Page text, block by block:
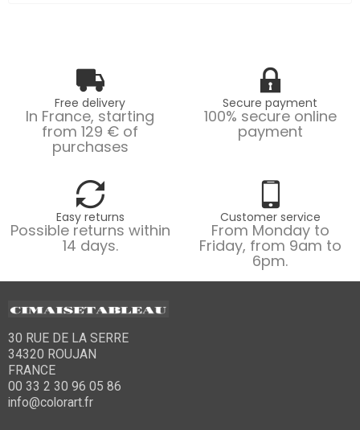
Free delivery
In France, starting
from 129 € of
purchases
Secure payment
100% secure online
payment
Easy returns
Possible returns within
14 days.
Customer service
From Monday to
Friday, from 9am to
6pm.
30 RUE DE LA SERRE
34320 ROUJAN
FRANCE
00 33 2 30 96 05 86
info@colorart.fr